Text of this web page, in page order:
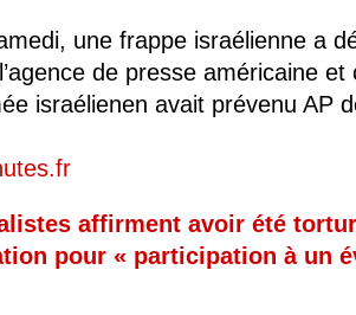
une frappe israélienne a
de presse américaine et
israélienen avait prévenu AP
affirment avoir été
pour « participation à un